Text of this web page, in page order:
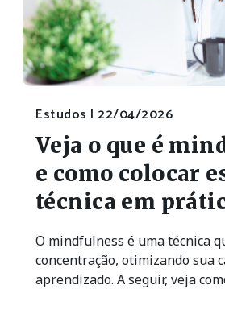
Estudos | 22/04/2026
Veja o que é
e como colocar
técnica em
O mindfulness é uma técnica
concentração, otimizando sua
aprendizado. A seguir, veja